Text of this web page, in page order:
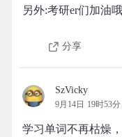
另外:考研er们加油
分享
SzVicky
9月14日 19时53分
学习单词不再枯燥